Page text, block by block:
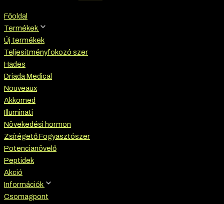
Főoldal
Termékek
Új termékek
Teljesítményfokozó szer
Hades
Driada Medical
Nouveaux
Akkomed
Illuminati
Növekedési hormon
Zsírégető Fogyasztószer
Potencianövelő
Peptidek
Akció
Információk
Csomagpont